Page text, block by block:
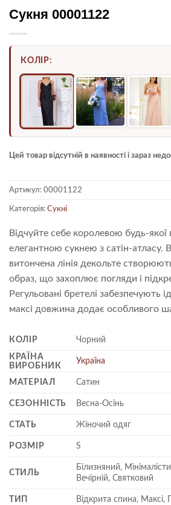
Сукня 00001122
КОЛІР:
Цей товар відсутній в наявності і зараз
Артикул: 00001122
Категорія: Сукні
Відчуйте себе королевою будь-якої
елегантною сукнею з сатін-атласу.
витончена лінія декольте
образ, що захоплює погляди і
Регульовані бретелі забезпечують
максі довжина додає особливого
КОЛІР
Чорний
КРАЇНА
ВИРОБНИК
Україна
МАТЕРІАЛ Сатин
СЕЗОННІСТЬ Весна-Осінь
СТАТЬ Жіночий одяг
РОЗМІР S
СТИЛЬ
Білизняний,
Вечірній, Святковий
ТИП Відкрита спина, Максі,